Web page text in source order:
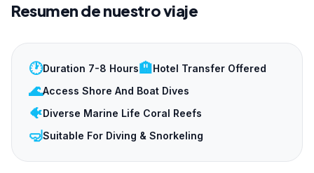
Resumen de nuestro viaje
🕐Duration 7-8 Hours🏨Hotel Transfer Offered
🌊Access Shore And Boat Dives
🐠Diverse Marine Life Coral Reefs
🤿Suitable For Diving & Snorkeling